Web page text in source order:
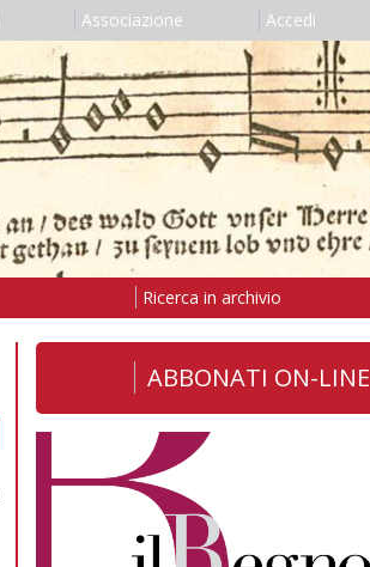
Associazione Accedi
Ricerca in archivio
ABBONATI ON-LINE